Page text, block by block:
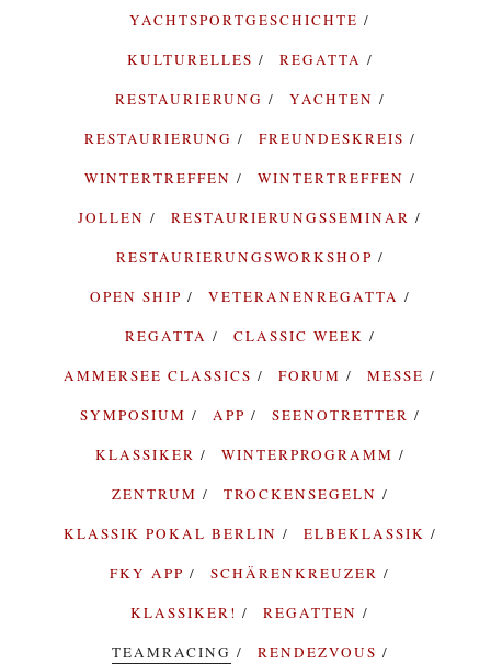
YACHTSPORTGESCHICHTE
KULTURELLES
REGATTA
RESTAURIERUNG
YACHTEN
RESTAURIERUNG
FREUNDESKREIS
WINTERTREFFEN
WINTERTREFFEN
JOLLEN
RESTAURIERUNGSSEMINAR
RESTAURIERUNGSWORKSHOP
OPEN SHIP
VETERANENREGATTA
REGATTA
CLASSIC WEEK
AMMERSEE CLASSICS
FORUM
MESSE
SYMPOSIUM
APP
SEENOTRETTER
KLASSIKER
WINTERPROGRAMM
ZENTRUM
TROCKENSEGELN
KLASSIK POKAL BERLIN
ELBEKLASSIK
FKY APP
SCHÄRENKREUZER
KLASSIKER!
REGATTEN
TEAMRACING
RENDEZVOUS